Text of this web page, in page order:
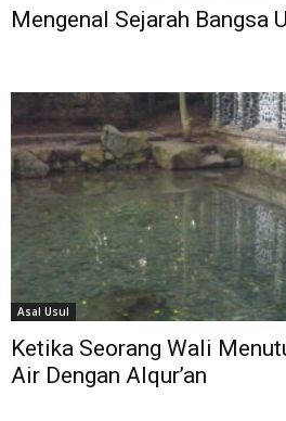
Mengenal Sejarah Bangsa
Asal Usul
Ketika Seorang Wali
Air Dengan Alqur’an